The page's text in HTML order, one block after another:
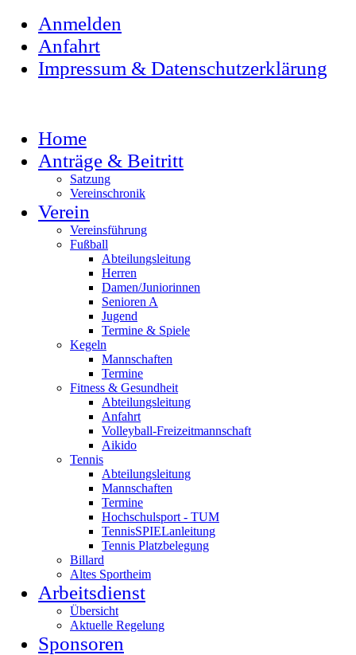
Anmelden
Anfahrt
Impressum & Datenschutzerklärung
Home
Anträge & Beitritt
Satzung
Vereinschronik
Verein
Vereinsführung
Fußball
Abteilungsleitung
Herren
Damen/Juniorinnen
Senioren A
Jugend
Termine & Spiele
Kegeln
Mannschaften
Termine
Fitness & Gesundheit
Abteilungsleitung
Anfahrt
Volleyball-Freizeitmannschaft
Aikido
Tennis
Abteilungsleitung
Mannschaften
Termine
Hochschulsport - TUM
TennisSPIELanleitung
Tennis Platzbelegung
Billard
Altes Sportheim
Arbeitsdienst
Übersicht
Aktuelle Regelung
Sponsoren